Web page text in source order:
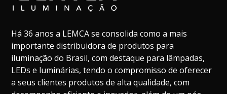
Há 36 anos a LEMCA se consolida como a mais
importante distribuidora de produtos para
iluminação do Brasil, com destaque para lâmpadas,
LEDs e luminárias, tendo o compromisso de oferecer
a seus clientes produtos de alta qualidade, com